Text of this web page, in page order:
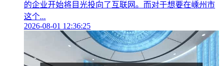
的企业开始将目光投向了互联网。而对于想要在嵊州市
这个...
2026-08-01 12:36:25